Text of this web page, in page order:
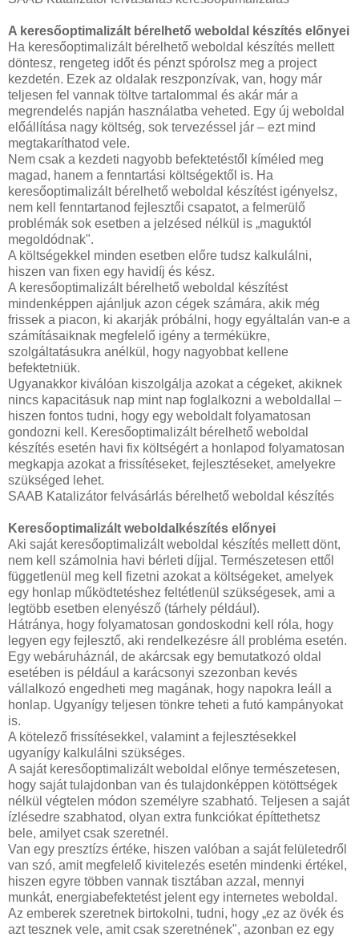
A keresőoptimalizált bérelhető weboldal készítés előnyei
Ha keresőoptimalizált bérelhető weboldal készítés mellett
döntesz, rengeteg időt és pénzt spórolsz meg a project
kezdetén. Ezek az oldalak reszponzívak, van, hogy már
teljesen fel vannak töltve tartalommal és akár már a
megrendelés napján használatba veheted. Egy új weboldal
előállítása nagy költség, sok tervezéssel jár – ezt mind
megtakaríthatod vele.
Nem csak a kezdeti nagyobb befektetéstől kíméled meg
magad, hanem a fenntartási költségektől is. Ha
keresőoptimalizált bérelhető weboldal készítést igényelsz,
nem kell fenntartanod fejlesztői csapatot, a felmerülő
problémák sok esetben a jelzésed nélkül is „maguktól
megoldódnak".
A költségekkel minden esetben előre tudsz kalkulálni,
hiszen van fixen egy havidíj és kész.
A keresőoptimalizált bérelhető weboldal készítést
mindenképpen ajánljuk azon cégek számára, akik még
frissek a piacon, ki akarják próbálni, hogy egyáltalán van-e a
számításaiknak megfelelő igény a termékükre,
szolgáltatásukra anélkül, hogy nagyobbat kellene
befektetniük.
Ugyanakkor kiválóan kiszolgálja azokat a cégeket, akiknek
nincs kapacitásuk nap mint nap foglalkozni a weboldallal –
hiszen fontos tudni, hogy egy weboldalt folyamatosan
gondozni kell. Keresőoptimalizált bérelhető weboldal
készítés esetén havi fix költségért a honlapod folyamatosan
megkapja azokat a frissítéseket, fejlesztéseket, amelyekre
szükséged lehet.
SAAB Katalizátor felvásárlás bérelhető weboldal készítés
Keresőoptimalizált weboldalkészítés előnyei
Aki saját keresőoptimalizált weboldal készítés mellett dönt,
nem kell számolnia havi bérleti díjjal. Természetesen ettől
függetlenül meg kell fizetni azokat a költségeket, amelyek
egy honlap működtetéshez feltétlenül szükségesek, ami a
legtöbb esetben elenyésző (tárhely például).
Hátránya, hogy folyamatosan gondoskodni kell róla, hogy
legyen egy fejlesztő, aki rendelkezésre áll probléma esetén.
Egy webáruháznál, de akárcsak egy bemutatkozó oldal
esetében is például a karácsonyi szezonban kevés
vállalkozó engedheti meg magának, hogy napokra leáll a
honlap. Ugyanígy teljesen tönkre teheti a futó kampányokat
is.
A kötelező frissítésekkel, valamint a fejlesztésekkel
ugyanígy kalkulálni szükséges.
A saját keresőoptimalizált weboldal előnye természetesen,
hogy saját tulajdonban van és tulajdonképpen kötöttségek
nélkül végtelen módon személyre szabható. Teljesen a saját
ízlésedre szabhatod, olyan extra funkciókat építtethetsz
bele, amilyet csak szeretnél.
Van egy presztízs értéke, hiszen valóban a saját felületedről
van szó, amit megfelelő kivitelezés esetén mindenki értékel,
hiszen egyre többen vannak tisztában azzal, mennyi
munkát, energiabefektetést jelent egy internetes weboldal.
Az emberek szeretnek birtokolni, tudni, hogy „ez az övék és
azt tesznek vele, amit csak szeretnének", azonban ez egy